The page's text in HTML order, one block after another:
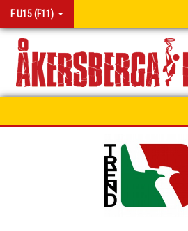
F U15 (F11)